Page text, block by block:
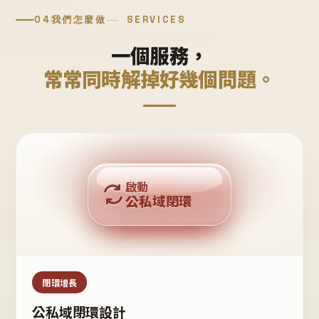
04我們怎麼做 SERVICES
一個服務，
常常同時解掉好幾個問題。
公域流量
私域鐵粉
回購複利
啟動
公私域閉環
閉環增長
公私域閉環設計